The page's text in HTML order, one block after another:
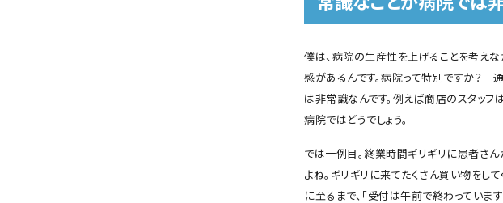
僕は、病院の生産性を上げることを考え
感があるんです。病院って特別ですか？
は非常識なんです。例えば商店のスタッ
病院ではどうでしょう。
では一例目。終業時間ギリギリに患者さん
よね。ギリギリに来てたくさん買い物をし
に至るまで、「受付は午前で終わっていま